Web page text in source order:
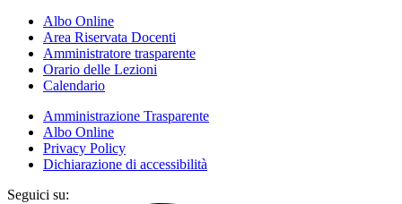
Albo Online
Area Riservata Docenti
Amministratore trasparente
Orario delle Lezioni
Calendario
Amministrazione Trasparente
Albo Online
Privacy Policy
Dichiarazione di accessibilità
Seguici su: